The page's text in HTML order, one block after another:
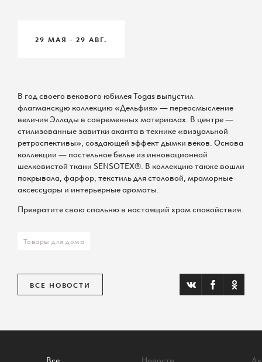
info@raikinplaza.ru
По всем вопросам
Шереметьевская д.6, к.1
10:00 – 22:00 без выходных
КАК ДОБРАТЬСЯ
29 МАЯ - 29 АВГ.
В год своего векового юбилея Togas выпустил
флагманскую коллекцию «Дельфия» — переосмысление
величия Эллады в современных материалах. В центре —
стилизованные завитки аканта в технике «визуальной
ретроспективы», создающей эффект дымки веков. Основа
коллекции — постельное белье из инновационной
шелковистой ткани SENSOTEX®. В коллекцию также вошли
покрывала, фарфор, текстиль для столовой, мраморные
аксессуары и интерьерные ароматы.
Превратите свою спальню в настоящий храм спокойствия.
Товары для дома
ВСЕ НОВОСТИ
Все Новости